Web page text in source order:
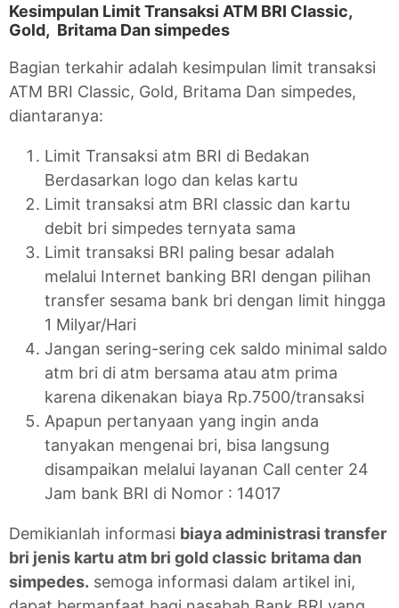
Kesimpulan Limit Transaksi ATM BRI Classic,
Gold, Britama Dan simpedes
Bagian terkahir adalah kesimpulan limit transaksi
ATM BRI Classic, Gold, Britama Dan simpedes,
diantaranya:
Limit Transaksi atm BRI di Bedakan
Berdasarkan logo dan kelas kartu
Limit transaksi atm BRI classic dan kartu
debit bri simpedes ternyata sama
Limit transaksi BRI paling besar adalah
melalui Internet banking BRI dengan pilihan
transfer sesama bank bri dengan limit hingga
1 Milyar/Hari
Jangan sering-sering cek saldo minimal saldo
atm bri di atm bersama atau atm prima
karena dikenakan biaya Rp.7500/transaksi
Apapun pertanyaan yang ingin anda
tanyakan mengenai bri, bisa langsung
disampaikan melalui layanan Call center 24
Jam bank BRI di Nomor : 14017
Demikianlah informasi biaya administrasi transfer
bri jenis kartu atm bri gold classic britama dan
simpedes. semoga informasi dalam artikel ini,